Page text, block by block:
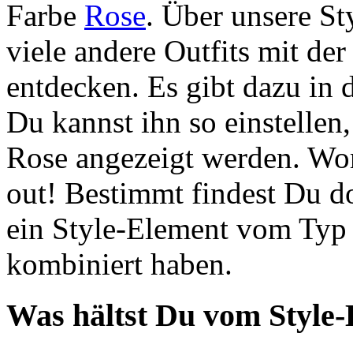
Farbe Rose. Über unsere
viele andere Outfits mit
entdecken. Es gibt dazu in
Du kannst ihn so
Rose angezeigt werden.
out! Bestimmt findest Du
ein Style-Element vom
kombiniert haben.
Was hältst Du vom